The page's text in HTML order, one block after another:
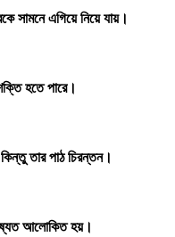
সামনে এগিয়ে নিয়ে যায়।
হতে পারে।
তার পাঠ চিরন্তন।
আলোকিত হয়।